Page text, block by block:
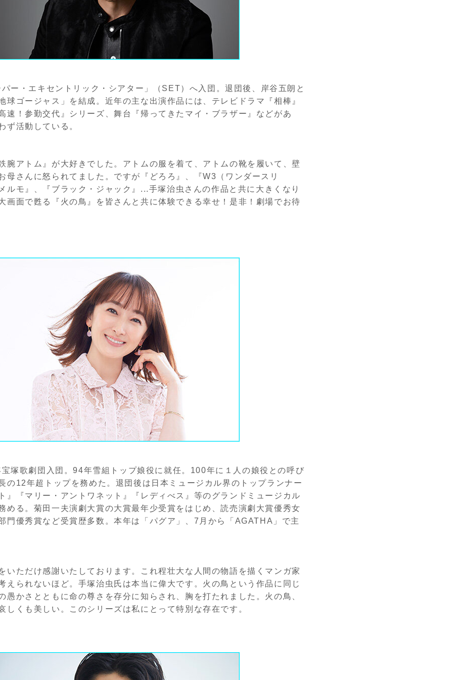
ー・エキセントリック・シアター」（SET）へ入団。退団後、岸谷五朗と
球ゴージャス」を結成。近年の主な出演作品には、テレビドラマ『相棒』
速！参勤交代』シリーズ、舞台『帰ってきたマイ・ブラザー』などがあ
ず活動している。
腕アトム』が大好きでした。アトムの服を着て、アトムの靴を履いて、壁
母さんに怒られてました。ですが『どろろ』、『W3（ワンダースリ
ルモ』、『ブラック・ジャック』...手塚治虫さんの作品と共に大きくなり
画面で甦る『火の鳥』を皆さんと共に体験できる幸せ！是非！劇場でお待
塚歌劇団入団。94年雪組トップ娘役に就任。100年に１人の娘役との呼び
の12年超トップを務めた。退団後は日本ミュージカル界のトップランナー
』『マリー・アントワネット』『レディべス』等のグランドミュージカル
める。菊田一夫演劇大賞の大賞最年少受賞をはじめ、読売演劇大賞優秀女
門優秀賞など受賞歴多数。本年は「パグア」、7月から「AGATHA」で主
いただけ感謝いたしております。これ程壮大な人間の物語を描くマンガ家
えられないほど。手塚治虫氏は本当に偉大です。火の鳥という作品に同じ
愚かさとともに命の尊さを存分に知らされ、胸を打たれました。火の鳥、
しくも美しい。このシリーズは私にとって特別な存在です。